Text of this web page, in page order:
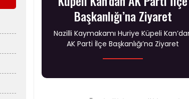
Başkanlığı’na Ziyaret
Nazilli Kaymakamı Huriye Küpeli
AK Parti İlçe Başkanlığı’na Ziyaret